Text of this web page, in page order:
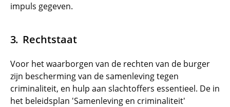
impuls gegeven.
Rechtstaat
Voor het waarborgen van de rechten van de burger
zijn bescherming van de samenleving tegen
criminaliteit, en hulp aan slachtoffers essentieel. De in
het beleidsplan 'Samenleving en criminaliteit'